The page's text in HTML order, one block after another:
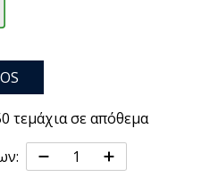
OS
τεμάχια σε απόθεμα